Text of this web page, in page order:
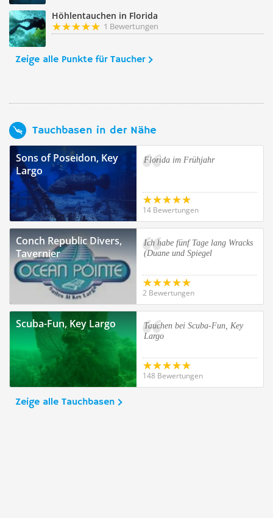
Höhlentauchen in Florida
1 Bewertungen
Zeige alle Punkte für Taucher
Tauchbasen in der Nähe
Sons of Poseidon, Key
Largo
Florida im Frühjahr
14 Bewertungen
Conch Republic Divers,
Tavernier
Ich habe fünf Tage lang Wracks
(Duane und Spiegel
2 Bewertungen
Scuba-Fun, Key Largo
Tauchen bei Scuba-Fun, Key
Largo
148 Bewertungen
Zeige alle Tauchbasen